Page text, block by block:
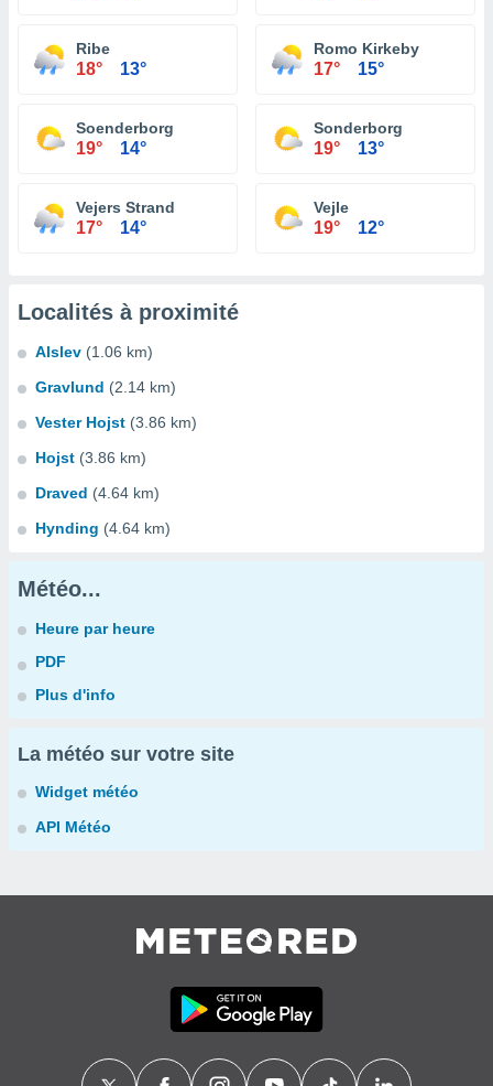
Ribe
18° 13°
Romo Kirkeby
17° 15°
Soenderborg
19° 14°
Sonderborg
19° 13°
Vejers Strand
17° 14°
Vejle
19° 12°
Localités à proximité
Alslev (1.06 km)
Gravlund (2.14 km)
Vester Hojst (3.86 km)
Hojst (3.86 km)
Draved (4.64 km)
Hynding (4.64 km)
Météo...
Heure par heure
PDF
Plus d'info
La météo sur votre site
Widget météo
API Météo